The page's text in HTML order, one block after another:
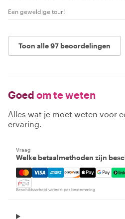
Een geweldige tour!
Toon alle 97 beoordelingen
Goed om te weten
Alles wat je moet weten voor
ervaring.
Vraag
Welke betaalmethoden zijn
Mastercard, Visa, Amex,
Beschikbaarheid varieert per bestemming